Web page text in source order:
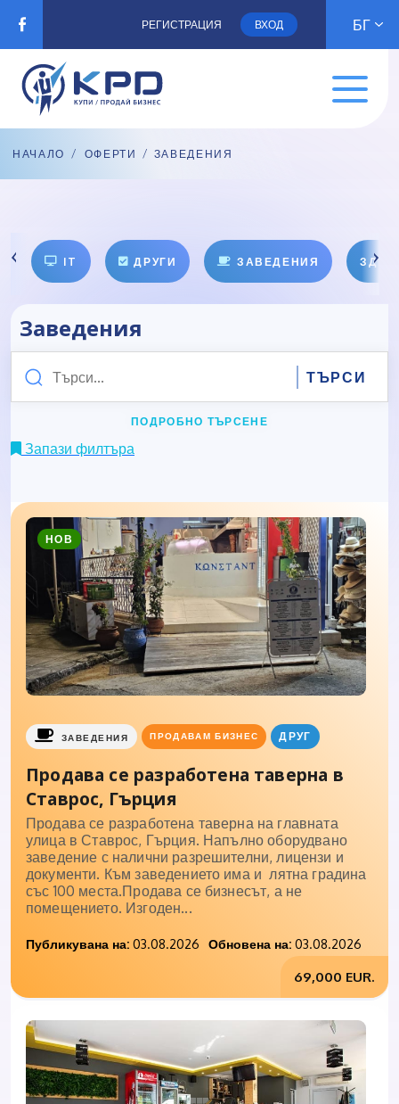
РЕГИСТРАЦИЯ ВХОД БГ
НАЧАЛО / ОФЕРТИ / ЗАВЕДЕНИЯ
IT ДРУГИ ЗАВЕДЕНИЯ
Заведения
ПОДРОБНО ТЪРСЕНЕ
Запази филтъра
НОВ
ЗАВЕДЕНИЯ ПРОДАВАМ БИЗНЕС ДРУГ
Продава се разработена таверна в
Ставрос, Гърция
Продава се разработена таверна на главната
улица в Ставрос, Гърция. Напълно оборудвано
заведение с налични разрешителни, лицензи и
документи. Към заведението има и лятна градина
със 100 места.Продава се бизнесът, а не
помещението. Изгоден...
Публикувана на: 03.08.2026 Обновена на: 03.08.2026
69,000 EUR.